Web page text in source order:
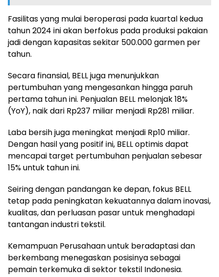
Fasilitas yang mulai beroperasi pada kuartal kedua
tahun 2024 ini akan berfokus pada produksi pakaian
jadi dengan kapasitas sekitar 500.000 garmen per
tahun.
Secara finansial, BELL juga menunjukkan
pertumbuhan yang mengesankan hingga paruh
pertama tahun ini. Penjualan BELL melonjak 18%
(YoY), naik dari Rp237 miliar menjadi Rp281 miliar.
Laba bersih juga meningkat menjadi Rp10 miliar.
Dengan hasil yang positif ini, BELL optimis dapat
mencapai target pertumbuhan penjualan sebesar
15% untuk tahun ini.
Seiring dengan pandangan ke depan, fokus BELL
tetap pada peningkatan kekuatannya dalam inovasi,
kualitas, dan perluasan pasar untuk menghadapi
tantangan industri tekstil.
Kemampuan Perusahaan untuk beradaptasi dan
berkembang menegaskan posisinya sebagai
pemain terkemuka di sektor tekstil Indonesia.